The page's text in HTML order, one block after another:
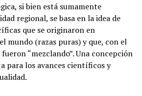
si bien está sumamente
regional, se basa en la idea de
que se originaron en
mundo (razas puras) y que, con el
“mezclando”. Una concepción
para los avances científicos y